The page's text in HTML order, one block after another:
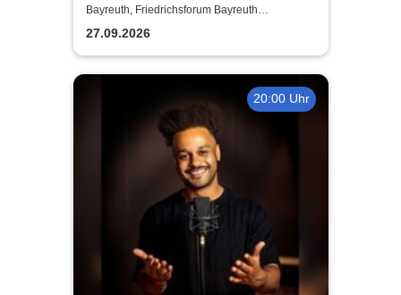
Outlander, Vikings & The Last
Kingdom
Bayreuth, Friedrichsforum Bayreuth
(Balkonsaal)
27.09.2026
20:00 Uhr